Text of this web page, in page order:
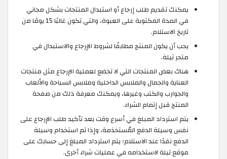
يمكنك تقديم طلب إرجاع أو استبدال المنتجات بشكل مجاني
في المدة المكتوبة على العبوة، والتي تكون غالبًا 15 يومًا من
تاريخ الاستلام.
يجب أن يكون المنتج مطابقًا لشروط الإرجاع والاستبدال في
متجر تيلة.
هناك بعض المنتجات التي لا تخضع لعملية الإرجاع مثل منتجات
العناية والجمال والملابس الداخلية وملابس السباحة والألعاب
والجوارب والكتب وغيرها، ويمكنك معرفة ذلك من صفحة
المنتج قبل إتمام الشراء.
يتم استرداد المبلغ في أسرع وقت بعد تأكيد طلب الإرجاع على
نفس وسيلة الدفع المُستخدَمة، وإذا تم استخدام وسيلة
الدفع نقدًا عند الاستلام؛ يتم استرداد المبلغ إلى حسابك على
موقع تيلة لاستخدامه في عمليات شراء أخرى.